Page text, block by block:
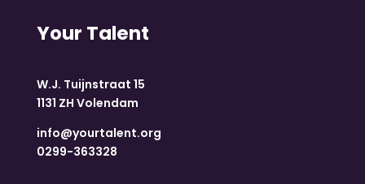
Your Talent
W.J. Tuijnstraat 15
1131 ZH Volendam
info@yourtalent.org
0299-363328